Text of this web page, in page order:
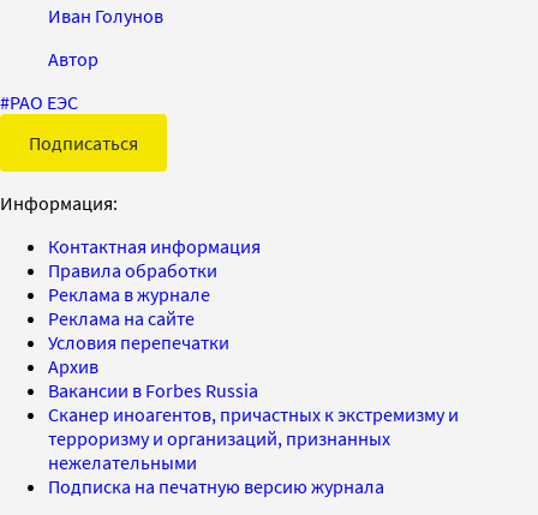
Иван Голунов
Автор
#РАО ЕЭС
Подписаться
Информация:
Контактная информация
Правила обработки
Реклама в журнале
Реклама на сайте
Условия перепечатки
Архив
Вакансии в Forbes Russia
Сканер иноагентов, причастных к экстремизму и
терроризму и организаций, признанных
нежелательными
Подписка на печатную версию журнала